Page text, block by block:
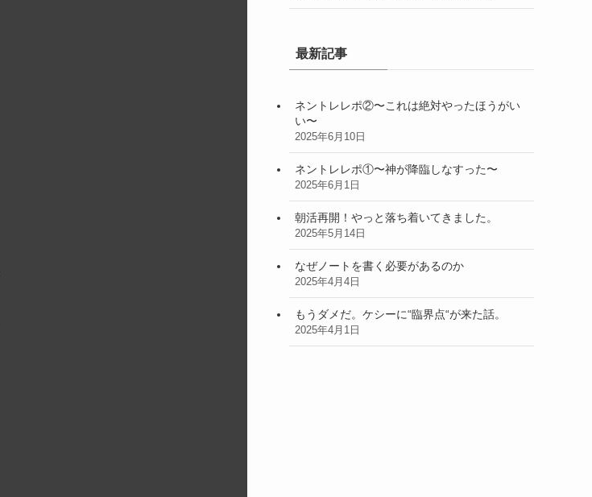
最新記事
ネントレレポ②〜これは絶対やったほうがい
い〜
2025年6月10日
ネントレレポ①〜神が降臨しなすった〜
2025年6月1日
朝活再開！やっと落ち着いてきました。
2025年5月14日
なぜノートを書く必要があるのか
2025年4月4日
もうダメだ。ケシーに“臨界点“が来た話。
2025年4月1日